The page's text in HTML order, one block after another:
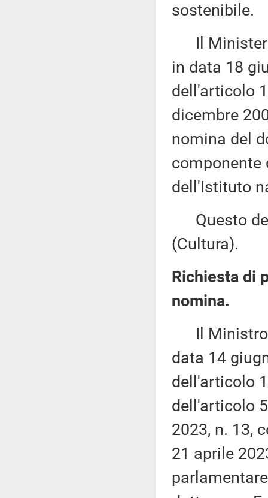
sostenibile.
Il
in data 18
dell'articolo
dicembre
nomina del
dell'Istituto
Questo
(Cultura).
Richiesta di
nomina.
Il Ministro
data 14
dell'articolo
dell'articolo
2023, n. 13,
21 aprile